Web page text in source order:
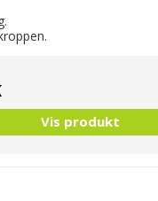
Vis produkt